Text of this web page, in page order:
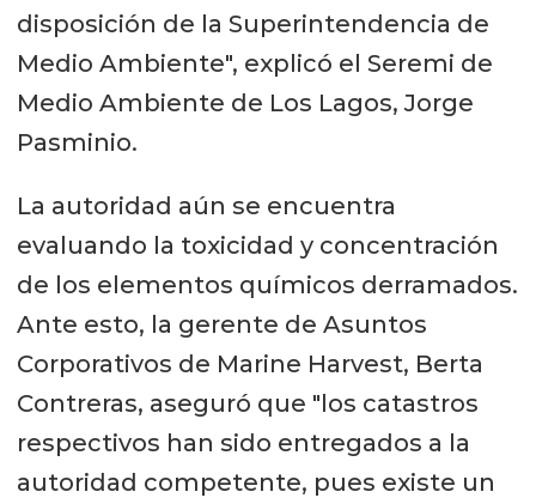
disposición de la Superintendencia de
Medio Ambiente", explicó el Seremi de
Medio Ambiente de Los Lagos, Jorge
Pasminio.
La autoridad aún se encuentra
evaluando la toxicidad y concentración
de los elementos químicos derramados.
Ante esto, la gerente de Asuntos
Corporativos de Marine Harvest, Berta
Contreras, aseguró que "los catastros
respectivos han sido entregados a la
autoridad competente, pues existe un